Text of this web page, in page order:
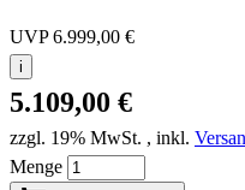
UVP6.999,00 €
i
5.109,00 €
zzgl. 19% MwSt. , inkl.
Menge